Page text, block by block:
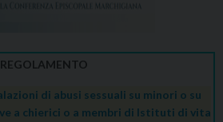
REGOLAMENTO
di abusi sessuali su minori o su
a chierici o a membri di Istituti di vita